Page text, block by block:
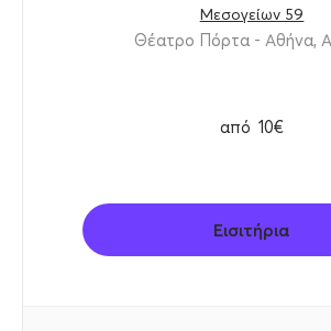
Μεσογείων 59
Θέατρο Πόρτα - Αθήνα,
από 10€
Εισιτήρια